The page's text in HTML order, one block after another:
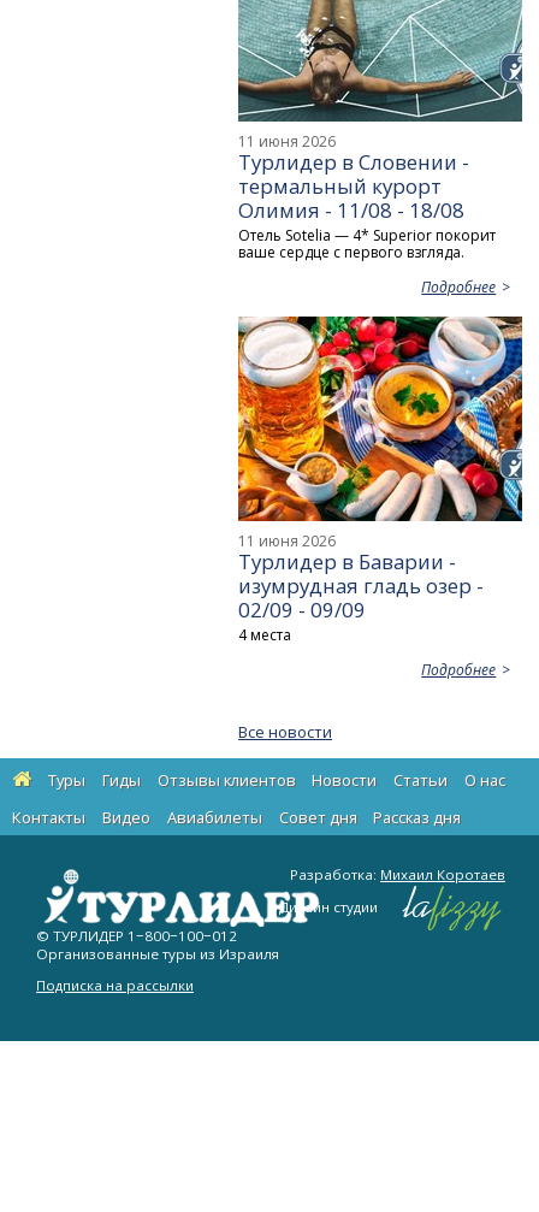
11 июня 2026
Турлидер в Словении -
термальный курорт
Олимия - 11/08 - 18/08
Отель Sotelia — 4* Superior покорит
ваше сердце с первого взгляда.
Подробнее
11 июня 2026
Турлидер в Баварии -
изумрудная гладь озер -
02/09 - 09/09
4 места
Подробнее
Все новости
Туры Гиды Отзывы клиентов Новости Статьи
О нас
Контакты
Видео Авиабилеты Cовет дня Рассказ дня
© ТУРЛИДЕР 1−800−100−012
Организованные туры из Израиля
Подписка на рассылки
Разработка: Михаил Коротаев
Дизайн студии